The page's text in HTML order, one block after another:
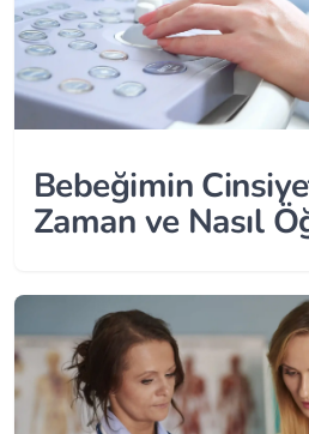
Bebeğimin
Zaman ve Nasıl